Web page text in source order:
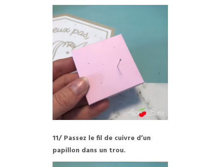
11/ Passez le fil de cuivre d’un
papillon dans un trou.